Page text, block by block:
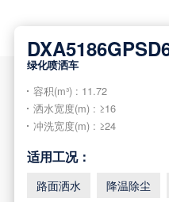
绿化喷洒车
容积(m³) : 11.72
洒水宽度(m) : ≥16
冲洗宽度(m) : ≥24
适用工况：
路面洒水 降温除尘